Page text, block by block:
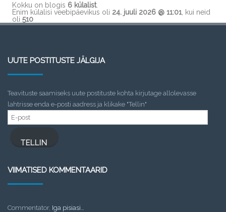
Kokku on blogis 6 külalist.
Enim külalisi veebipäevikus oli 24. juuli 2026 @ 11:01 , kui neid
oli 510
UUTE POSTITUSTE JÄLGIJA
Teavituste saamiseks uute postituste kohta kirjutage allolevasse
lahtrisse enda e-posti aadress ja klikake "Tellin"
E-
post
TELLIN
VIIMATISED KOMMENTAARID
Commentator, Iga pisiasi…